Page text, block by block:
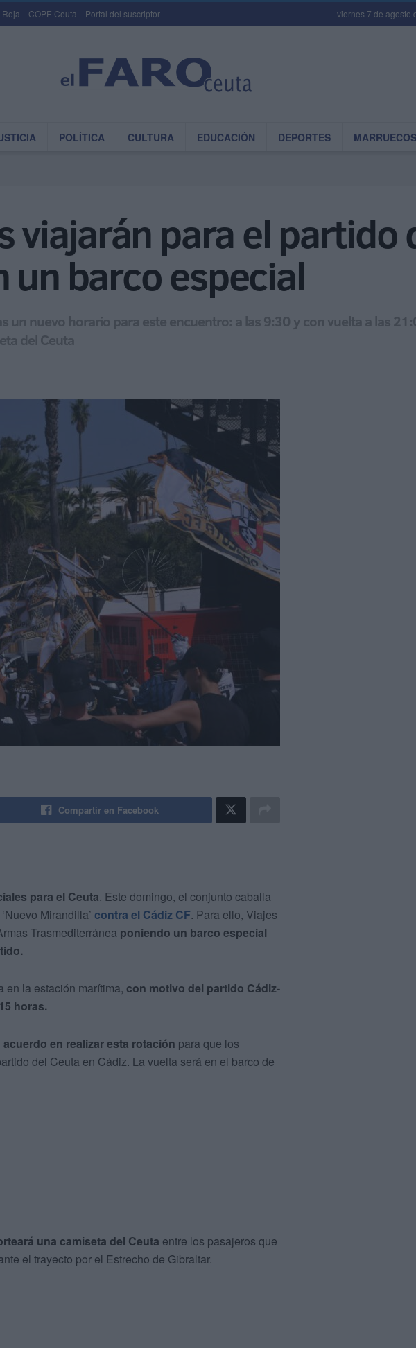
Roja COPE Ceuta Portal del suscriptor viernes 7 de agosto
POLÍTICA CULTURA EDUCACIÓN DEPORTES MARRUECOS
viajarán para el partido
un barco especial
un nuevo horario para este encuentro: a las 9:30 y con vuelta a las
del Ceuta
Compartir en Facebook
para el Ceuta. Este domingo, el conjunto caballa
Mirandilla’ contra el Cádiz CF. Para ello, Viajes
Trasmediterránea poniendo un barco especial
en la estación marítima, con motivo del partido Cádiz-
horas.
en realizar esta rotación para que los
del Ceuta en Cádiz. La vuelta será en el barco de
una camiseta del Ceuta entre los pasajeros que
el trayecto por el Estrecho de Gibraltar.